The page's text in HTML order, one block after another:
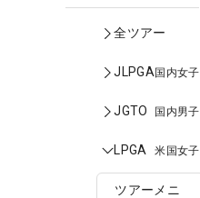
全ツアー
JLPGA国内女子
JGTO 国内男子
LPGA 米国女子
ツアーメニ